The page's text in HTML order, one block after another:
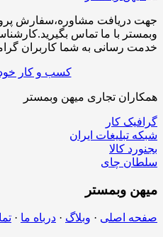
جهت دریافت مشاوره،سفارش
خدمت رسانی به شما کاربران
کسب و کار خود
همکاران تجاری میهن وبمستر
گرافیک کار
شبکه تبلیغات ایران
بجنورد کالا
سلطان چای
میهن وبمستر
صفحه اصلی · وبلاگ · درباه ما ·